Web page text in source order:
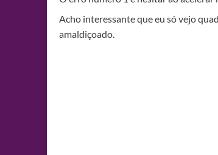
Acho interessante que eu só vejo
amaldiçoado.